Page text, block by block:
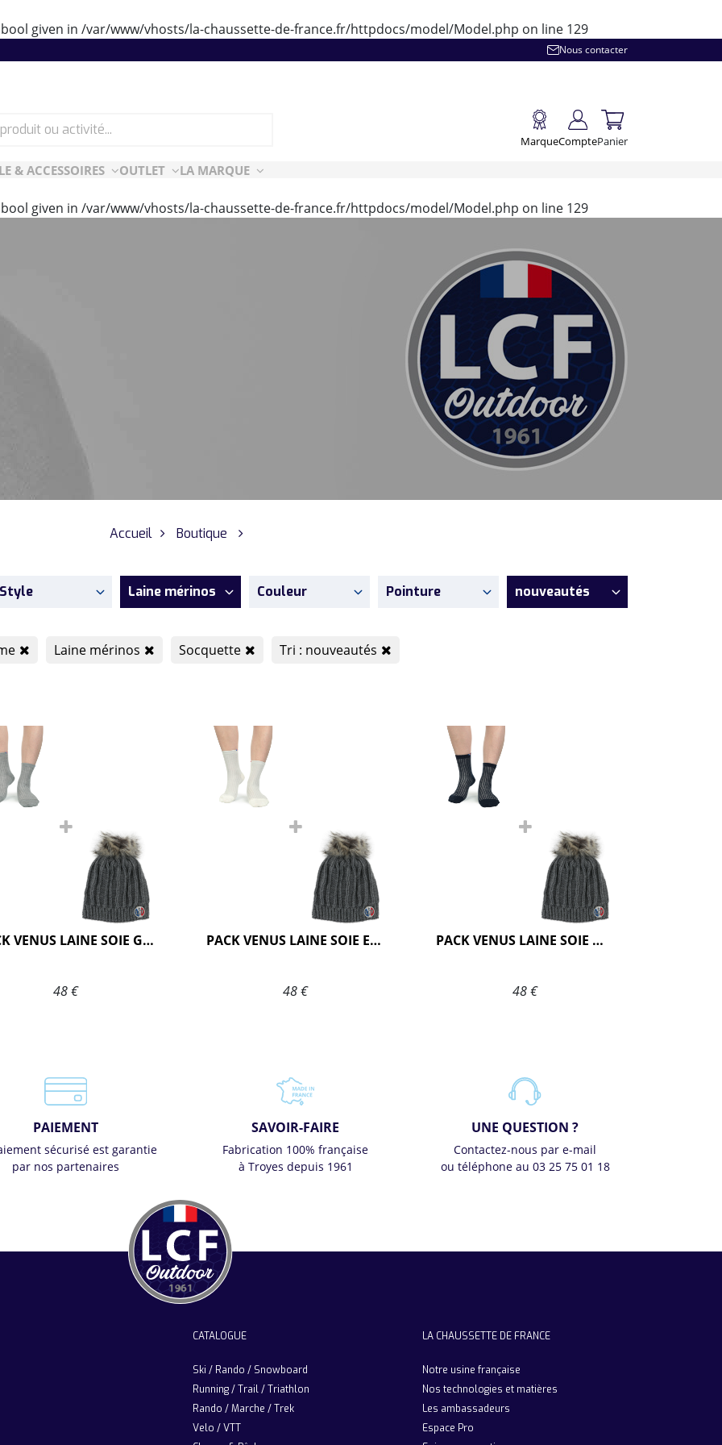
given in /var/www/vhosts/la-chaussette-de-france.fr/httpdocs/model/Model.php on line 129
Nous contacter
MarqueComptePanier
ESSENTIELLES
Style
& ACCESSOIRES OUTLET LA MARQUE
given in /var/www/vhosts/la-chaussette-de-france.fr/httpdocs/model/Model.php on line 129
Accueil Boutique
Style Laine mérinos Couleur Pointure nouveautés
Laine mérinos Socquette Tri : nouveautés
PACK VENUS LAINE SOIE GRIS
48 €
PACK VENUS LAINE SOIE ECRU
48 €
PACK VENUS LAINE SOIE MARINE
48 €
PAIEMENT
sécurisé est garantie
par nos partenaires
SAVOIR-FAIRE
Fabrication 100% française
à Troyes depuis 1961
UNE QUESTION ?
Contactez-nous par e-mail
ou téléphone au 03 25 75 01 18
CATALOGUE
Ski / Rando / Snowboard
Running / Trail / Triathlon
Rando / Marche / Trek
Velo / VTT
LA CHAUSSETTE DE FRANCE
Notre usine française
Nos technologies et matières
Les ambassadeurs
Espace Pro